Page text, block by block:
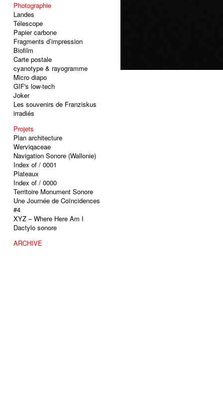
Photographie
Landes
Télescope
Papier carbone
Fragments d’impression
Biofilm
Carte postale
cyanotype & rayogramme
Micro diapo
GIF's low-tech
Joker
Les souvenirs de Franziskus
irradiés
Projets
Plan architecture
Werviqaceae
Navigation Sonore (Wallonie)
Index of / 0001
Plateaux
Index of / 0000
Territoire Monument Sonore
Une Journée de Coïncidences
#4
XYZ – Where Here Am I
Dactylo sonore
ARCHIVE